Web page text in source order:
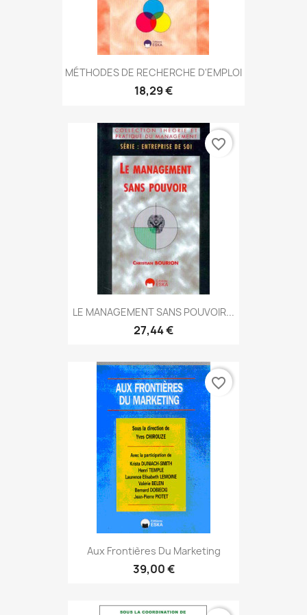
MÉTHODES DE RECHERCHE D'EMPLOI
18,29 €
LE MANAGEMENT SANS POUVOIR...
27,44 €
favorite_border
Aux Frontières Du Marketing
39,00 €
favorite_border